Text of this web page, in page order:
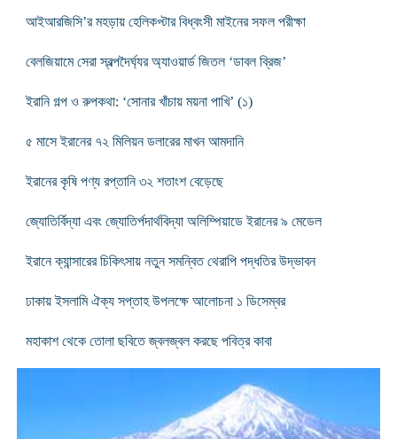
আইআরজিসি’র মহড়ায় হেলিকপ্টার বিধ্বংসী মাইনের সফল পরীক্ষা
বেলজিয়ামে সেরা স্বল্পদৈর্ঘ্যর অ্যাওয়ার্ড জিতল ‘ডাবল ব্রিজ’
ইরানি গল্প ও রুপকথা: ‘সোনার খাঁচায় ময়না পাখি’ (১)
৫ মাসে ইরানের ৭২ মিলিয়ন ডলারের মাখন আমদানি
ইরানের কৃষি পণ্য রপ্তানি ৩২ শতাংশ বেড়েছে
জ্যোতির্বিদ্যা এবং জ্যোতির্পদার্থবিদ্যা অলিম্পিয়াডে ইরানের ৯ মেডেল
ইরানে ক্যান্সারের চিকিৎসায় নতুন সমন্বিত থেরাপি পদ্ধতির উদ্ভাবন
ঢাকায় ইসলামি ঐক্য সপ্তাহ উপলক্ষে আলোচনা ১ ডিসেম্বর
মহাকাশ থেকে তোলা ছবিতে জ্বলজ্বল করছে পবিত্র কাবা